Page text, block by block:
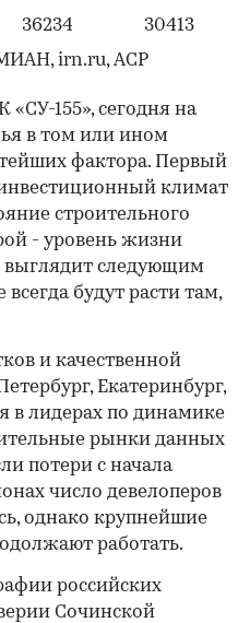
36234
30413
irn.ru, АСР
155», сегодня на
в том или ином
фактора. Первый
климат
строительного
- уровень жизни
выглядит следующим
будут расти там,
и качественной
Екатеринбург,
в лидерах по динамике
рынки данных
потери с начала
число девелоперов
однако крупнейшие
работать.
российских
Сочинской